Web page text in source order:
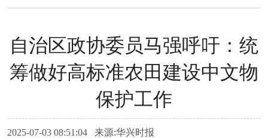
自治区政协委员马强呼吁：统
筹做好高标准农田建设中文物
保护工作
2025-07-03 08:51:04 来源:华兴时报